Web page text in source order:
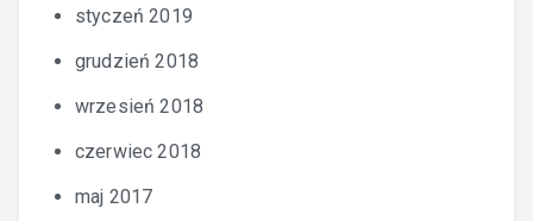
styczeń 2019
grudzień 2018
wrzesień 2018
czerwiec 2018
maj 2017